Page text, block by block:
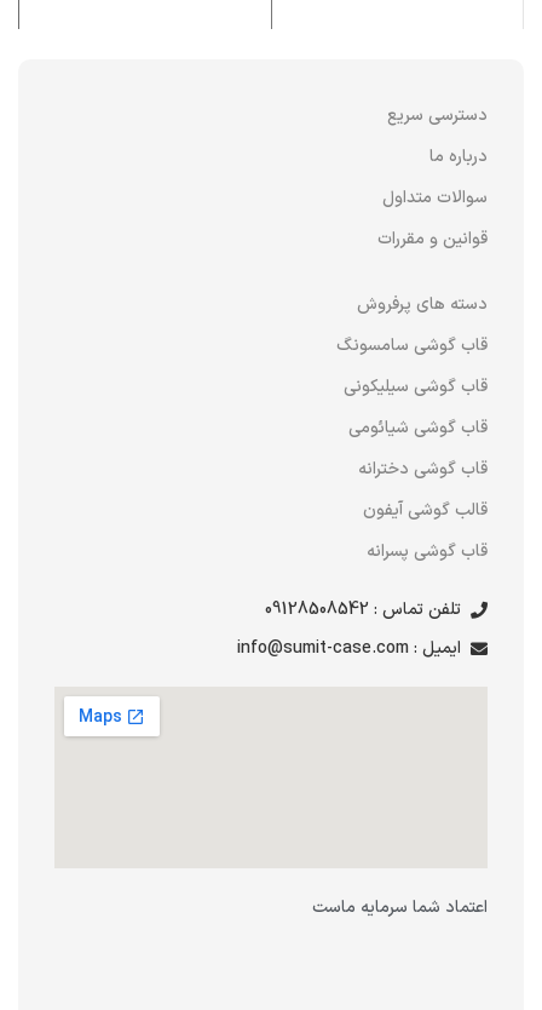
دسترسی سریع
درباره ما
سوالات متداول
قوانین و مقررات
دسته های پرفروش
قاب گوشی سامسونگ
قاب گوشی سیلیکونی
قاب گوشی شیائومی
قاب گوشی دخترانه
قالب گوشی آیفون
قاب گوشی پسرانه
تلفن تماس : 09128508542
ایمیل : info@sumit-case.com
اعتماد شما سرمایه ماست